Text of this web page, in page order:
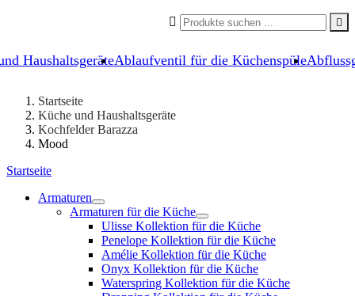
HaushaltsgeräteAblaufventil für die Küchenspüle
 
Startseite
Küche und Haushaltsgeräte
Kochfelder Barazza
Mood
Startseite
Armaturen
Armaturen für die Küche
Ulisse Kollektion für die Küche
Penelope Kollektion für die Küche
Amélie Kollektion für die Küche
Onyx Kollektion für die Küche
Waterspring Kollektion für die Küche